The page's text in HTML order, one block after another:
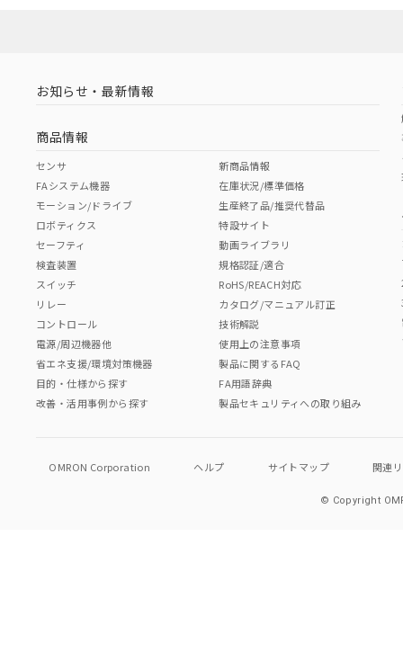
お知らせ・最新情報
商品情報
センサ
FAシステム機器
モーション/ドライブ
ロボティクス
セーフティ
検査装置
スイッチ
リレー
コントロール
電源/周辺機器他
省エネ支援/環境対策機器
目的・仕様から探す
改善・活用事例から探す
新商品情報
在庫状況/標準価格
生産終了品/推奨代替品
特設サイト
動画ライブラリ
規格認証/適合
RoHS/REACH対応
カタログ/マニュアル訂正
技術解説
使用上の注意事項
製品に関するFAQ
FA用語辞典
製品セキュリティへの取り組み
OMRON Corporation ヘルプ サイトマップ 関連
© Copyright